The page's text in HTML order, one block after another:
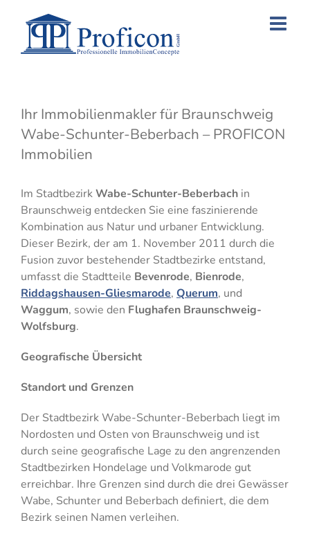
content
Ihr Immobilienmakler für Braunschweig
Wabe-Schunter-Beberbach – PROFICON
Immobilien
Im StadtbezirkWabe-Schunter-Beberbachin
Braunschweig entdecken Sie eine faszinierende
Kombination aus Natur und urbaner Entwicklung.
Dieser Bezirk, der am 1. November 2011 durch die
Fusion zuvor bestehender Stadtbezirke entstand,
umfasst die Stadtteile Bevenrode, Bienrode,
Riddagshausen-Gliesmarode, Querum, und
Waggum, sowie den Flughafen Braunschweig-
Wolfsburg.
Geografische Übersicht
Standort und Grenzen
Der Stadtbezirk Wabe-Schunter-Beberbach liegt im
Nordosten und Osten von Braunschweig und ist
durch seine geografische Lage zu den angrenzenden
Stadtbezirken Hondelage und Volkmarode gut
erreichbar. Ihre Grenzen sind durch die drei Gewässer
Wabe, Schunter und Beberbach definiert, die dem
Bezirk seinen Namen verleihen.